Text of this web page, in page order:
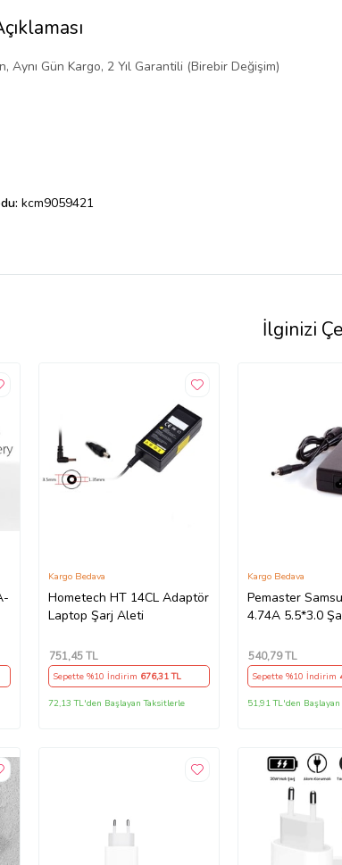
Aynı Gün Kargo, 2 Yıl Garantili (Birebir Değişim)
kcm9059421
İlginizi
Hometech HT 14CL Adaptör
Laptop Şarj Aleti
Kargo Bedava
751,45 TL
Sepette %10 İndirim 676,31 TL
72,13 TL'den Başlayan Taksitlerle
Pemaster Samsung 19V
4.74A 5.5*3.0 Şarj Aleti
Kargo Bedava
540,79 TL
Sepette %10 İndirim
51,91 TL'den